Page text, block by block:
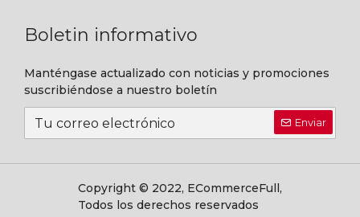
Boletin informativo
Manténgase actualizado con noticias y promociones
suscribiéndose a nuestro boletín
Enviar
Copyright © 2022, ECommerceFull,
Todos los derechos reservados